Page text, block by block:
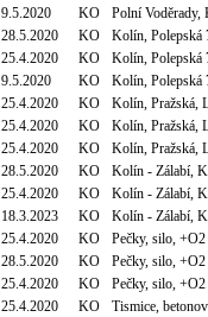
9.5.2020 KO
Polní Voděrady,
28.5.2020 KO
Kolín, Polepská
25.4.2020 KO
Kolín, Polepská
9.5.2020 KO
Kolín, Polepská
25.4.2020 KO
Kolín, Pražská,
25.4.2020 KO
Kolín, Pražská,
25.4.2020 KO
Kolín, Pražská,
28.5.2020 KO
Kolín - Zálabí,
25.4.2020 KO
Kolín - Zálabí,
18.3.2023 KO
Kolín - Zálabí,
25.4.2020 KO
Pečky, silo, +O2
28.5.2020 KO
Pečky, silo, +O2
25.4.2020 KO
Pečky, silo, +O2
25.4.2020 KO
Tismice,